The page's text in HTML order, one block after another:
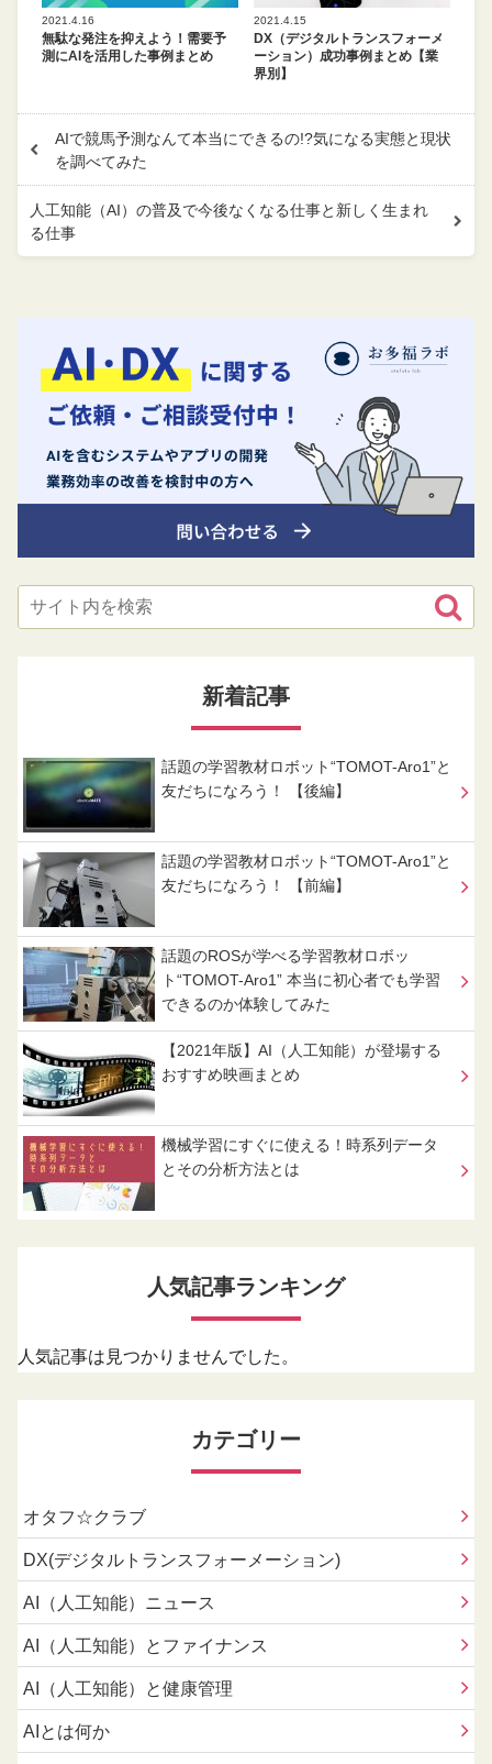
2021.4.16
無駄な発注を抑えよう！需要予
測にAIを活用した事例まとめ
2021.4.15
DX（デジタルトランスフォーメ
ーション）成功事例まとめ【業
界別】
AIで競馬予測なんて本当にできるの!?気になる実態と現状
を調べてみた
人工知能（AI）の普及で今後なくなる仕事と新しく生まれ
る仕事
新着記事
話題の学習教材ロボット“TOMOT-Aro1”と
友だちになろう！ 【後編】
話題の学習教材ロボット“TOMOT-Aro1”と
友だちになろう！ 【前編】
話題のROSが学べる学習教材ロボッ
ト“TOMOT-Aro1” 本当に初心者でも学習
できるのか体験してみた
【2021年版】AI（人工知能）が登場する
おすすめ映画まとめ
機械学習にすぐに使える！時系列データ
とその分析方法とは
人気記事ランキング
人気記事は見つかりませんでした。
カテゴリー
オタフ☆クラブ
DX(デジタルトランスフォーメーション)
AI（人工知能）ニュース
AI（人工知能）とファイナンス
AI（人工知能）と健康管理
AIとは何か